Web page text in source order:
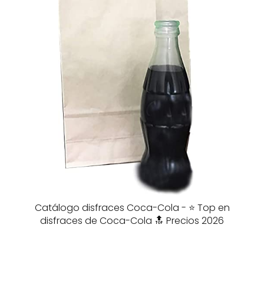
Catálogo disfraces Coca-Cola - ⭐️ Top en
disfraces de Coca-Cola 🔝 Precios 2026